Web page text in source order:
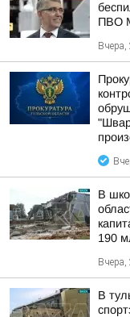
ПВО
Вчера,
В
190
Вчера,
В